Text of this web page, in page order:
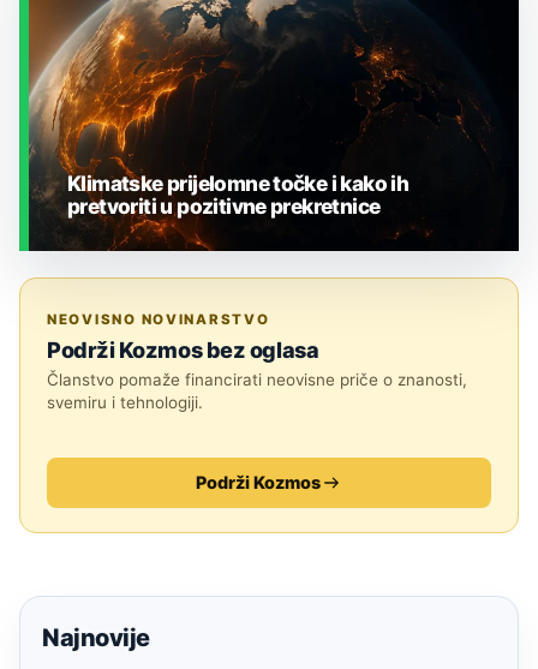
Klimatske prijelomne točke i kako ih
pretvoriti u pozitivne prekretnice
NEOVISNO NOVINARSTVO
Podrži Kozmos bez oglasa
Članstvo pomaže financirati neovisne priče o znanosti,
svemiru i tehnologiji.
Podrži Kozmos
Najnovije